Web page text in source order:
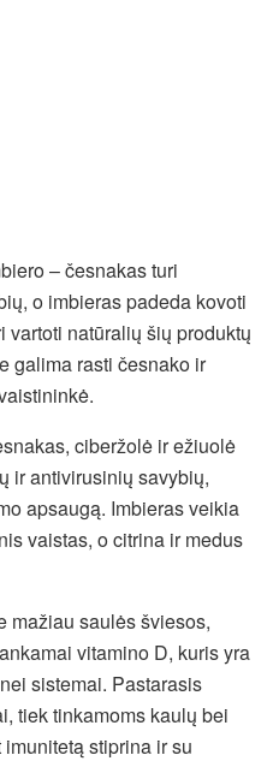
– česnakas turi
o imbieras padeda kovoti
natūralių šių produktų
galima rasti česnako ir
ciberžolė ir ežiuolė
ir antivirusinių savybių,
apsaugą. Imbieras veikia
vaistas, o citrina ir medus
mažiau saulės šviesos,
vitamino D, kuris yra
sistemai. Pastarasis
tiek tinkamoms kaulų bei
stiprina ir su